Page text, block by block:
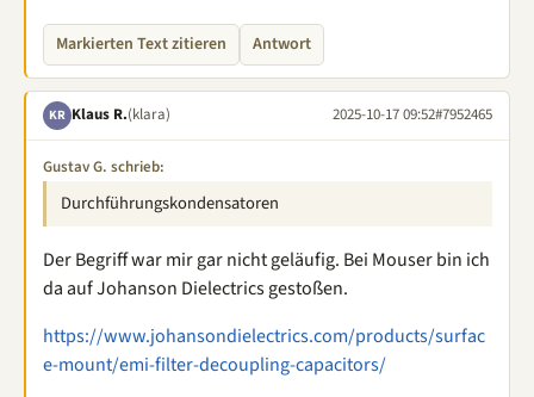
Markierten Text zitieren Antwort
KR Klaus R.(klara) 2025-10-17 09:52#7952465
Gustav G. schrieb:
Durchführungskondensatoren
Der Begriff war mir gar nicht geläufig. Bei Mouser bin ich
da auf Johanson Dielectrics gestoßen.
https://www.johansondielectrics.com/products/surfac
e-mount/emi-filter-decoupling-capacitors/